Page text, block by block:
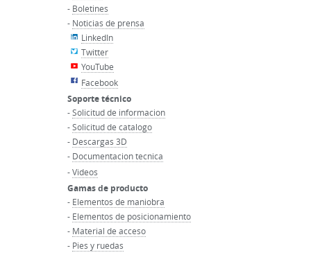
- Boletines
- Noticias de prensa
LinkedIn
Twitter
YouTube
Facebook
Soporte técnico
-Solicitud de informacion
-Solicitud de catalogo
- Descargas 3D
- Documentacion tecnica
-Videos
Gamas de producto
- Elementos de maniobra
- Elementos de posicionamiento
- Material de acceso
- Pies y ruedas